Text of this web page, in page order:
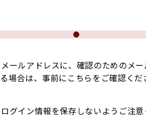
ールアドレスに、確認のためのメ
場合は、事前にこちらをご確認くだ
グイン情報を保存しないようご注意